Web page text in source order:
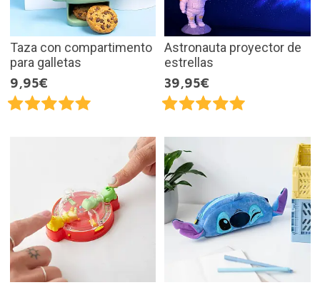
Taza con compartimento
para galletas
9,95€
Astronauta proyector de
estrellas
39,95€